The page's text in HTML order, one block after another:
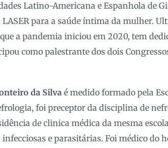
Latino-Americana e Espanhola de
para a saúde íntima da mulher.
a pandemia iniciou em 2020, tem
como palestrante dos dois
da Silvaé medido formado pela
foi preceptor da disciplina de
de clinica médica da mesma
infecciosas e parasitárias. Foi médico do